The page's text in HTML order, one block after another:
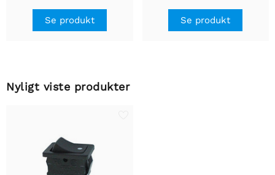
Se produkt Se produkt
Nyligt viste produkter